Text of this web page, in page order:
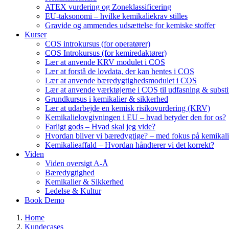
ATEX vurdering og Zoneklassificering
EU-taksonomi – hvilke kemikaliekrav stilles
Gravide og ammendes udsættelse for kemiske stoffer
Kurser
COS introkursus (for operatører)
COS Introkursus (for kemiredaktører)
Lær at anvende KRV modulet i COS
Lær at forstå de lovdata, der kan hentes i COS
Lær at anvende bæredygtighedsmodulet i COS
Lær at anvende værktøjerne i COS til udfasning &
Grundkursus i kemikalier & sikkerhed
Lær at udarbejde en kemisk risikovurdering (KRV)
Kemikalielovgivningen i EU – hvad betyder den for os?
Farligt gods – Hvad skal jeg vide?
Hvordan bliver vi bæredygtige? – med fokus på
Kemikalieaffald – Hvordan håndterer vi det korrekt?
Viden
Viden oversigt A-Å
Bæredygtighed
Kemikalier & Sikkerhed
Ledelse & Kultur
Book Demo
Home
Kundecases